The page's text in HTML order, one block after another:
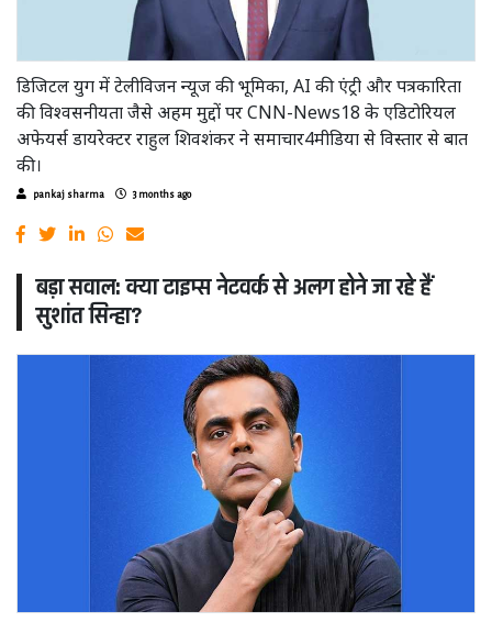
डिजिटल युग में टेलीविजन न्यूज की भूमिका, AI की एंट्री और पत्रकारिता
की विश्वसनीयता जैसे अहम मुद्दों पर CNN-News18 के एडिटोरियल
अफेयर्स डायरेक्टर राहुल शिवशंकर ने समाचार4मीडिया से विस्तार से बात
की।
pankaj sharma 3 months ago
बड़ा सवाल: क्या टाइम्स नेटवर्क से अलग होने जा रहे हैं
सुशांत सिन्हा?